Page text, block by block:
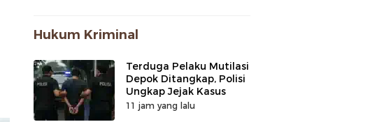
Hukum Kriminal
Terduga Pelaku Mutilasi
Depok Ditangkap, Polisi
Ungkap Jejak Kasus
11 jam yang lalu